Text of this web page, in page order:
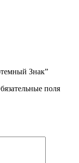
Знак”
поля